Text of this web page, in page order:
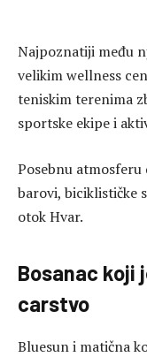
Najpoznatiji među
velikim wellness
teniskim terenima
sportske ekipe i
Posebnu atmosferu
barovi, biciklističke
otok Hvar.
Bosanac
carstvo
Bluesun i matična